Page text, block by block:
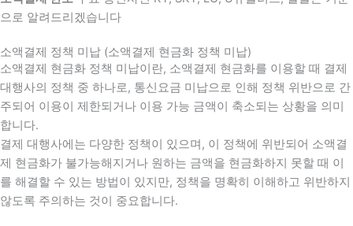
으로 알려드리겠습니다
소액결제 정책 미납 (소액결제 현금화 정책 미납)
소액결제 현금화 정책 미납이란, 소액결제 현금화를 이용할 때 결제
대행사의 정책 중 하나로, 통신요금 미납으로 인해 정책 위반으로 간
주되어 이용이 제한되거나 이용 가능 금액이 축소되는 상황을 의미
합니다.
결제 대행사에는 다양한 정책이 있으며, 이 정책에 위반되어 소액결
제 현금화가 불가능해지거나 원하는 금액을 현금화하지 못할 때 이
를 해결할 수 있는 방법이 있지만, 정책을 명확히 이해하고 위반하지
않도록 주의하는 것이 중요합니다.